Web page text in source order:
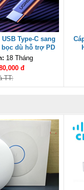
Type-C sang
bọc dù hỗ trợ PD
70428 cao cấp
18 Tháng
đ
TT: